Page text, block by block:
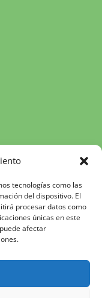
tecnologías como las
del dispositivo. El
procesar datos como
únicas en este
afectar